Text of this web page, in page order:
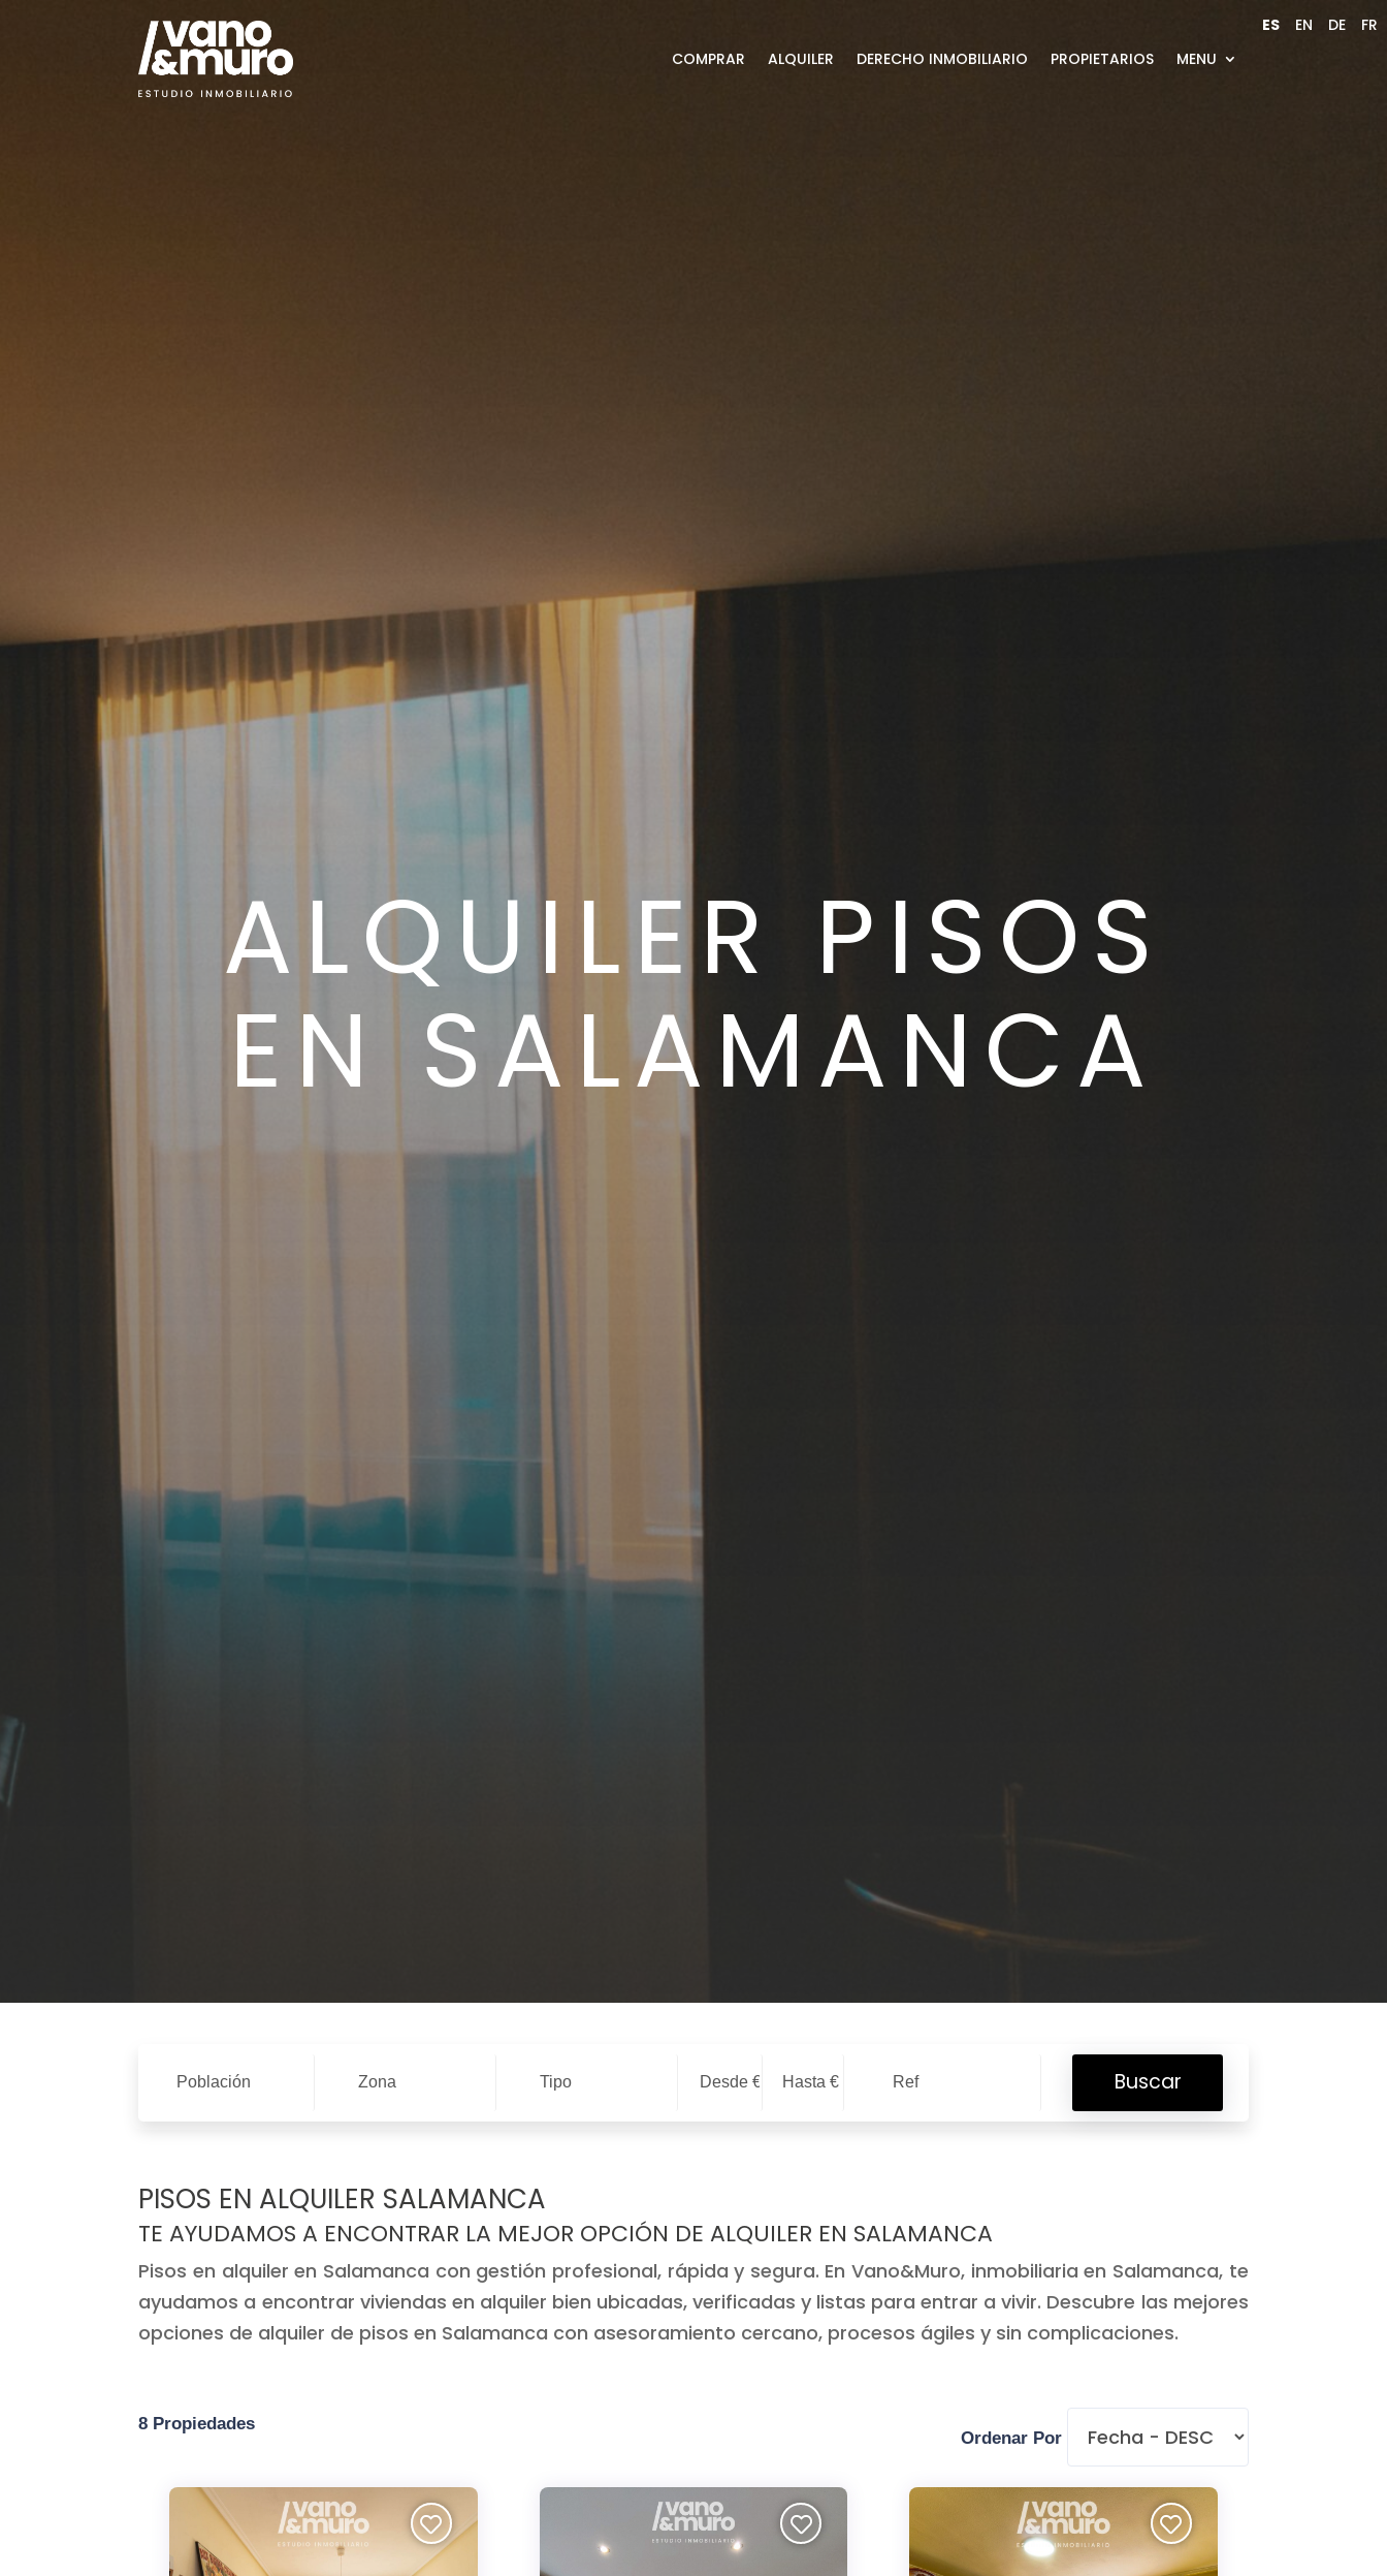
COMPRAR ALQUILER DERECHO INMOBILIARIO PROPIETARIOS MENU
ES EN DE FR
ALQUILER PISOS
EN SALAMANCA
Población Zona Tipo Buscar
PISOS EN ALQUILER SALAMANCA
TE AYUDAMOS A ENCONTRAR LA MEJOR OPCIÓN DE ALQUILER EN SALAMANCA
Pisos en alquiler en Salamanca con gestión profesional, rápida y segura. En Vano&Muro, inmobiliaria en Salamanca, te
ayudamos a encontrar viviendas en alquiler bien ubicadas, verificadas y listas para entrar a vivir. Descubre las mejores
opciones de alquiler de pisos en Salamanca con asesoramiento cercano, procesos ágiles y sin complicaciones.
8 Propiedades
Ordenar Por